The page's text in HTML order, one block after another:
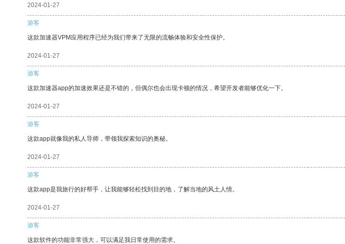
2024-01-27
游客
这款加速器VPM应用程序已经为我们带来了无限的流畅体验和安全性保护。
2024-01-27
游客
这款加速器app的加速效果还是不错的，但偶尔也会出现卡顿的情况，希望开发者能够优化一下。
2024-01-27
游客
这款app就像我的私人导师，带领我探索知识的奥秘。
2024-01-27
游客
这款app是我旅行的好帮手，让我能够轻松找到目的地，了解当地的风土人情。
2024-01-27
游客
这款软件的功能非常强大，可以满足我日常使用的需求。